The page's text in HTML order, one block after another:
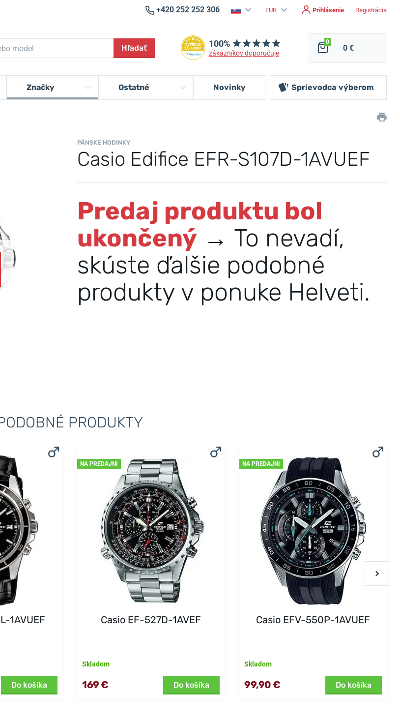
+420 252 252 306 EUR Prihlásenie Registrácia
Hľadať 100%
zákazníkov doporučuje
0
0 €
Značky Ostatné Novinky Sprievodca výberom
PÁNSKE HODINKY
Casio Edifice EFR-S107D-1AVUEF
Predaj produktu bol
ukončený → To nevadí,
skúste ďalšie podobné
produkty v ponuke Helveti.
PRODUKTY
1AVUEF
Do košíka
NA PREDAJNI
Casio EF-527D-1AVEF
Skladom
169 € Do košíka
NA PREDAJNI
Casio EFV-550P-1AVUEF
Skladom
99,90 € Do košíka